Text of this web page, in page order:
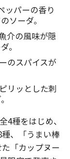
ッパーの香り
ソーダ。
介の風味が隠
。
のスパイスが
リッとした刺
4種をはじめ、
、「うまい棒
「カップヌー